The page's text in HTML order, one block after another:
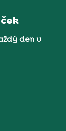
den v